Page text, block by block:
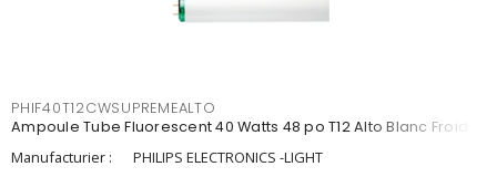
PHIF40T12CWSUPREMEALTO
Ampoule Tube Fluorescent 40 Watts 48 po T12 Alto Blanc Froid
Manufacturier :
PHILIPS ELECTRONICS -LIGHT